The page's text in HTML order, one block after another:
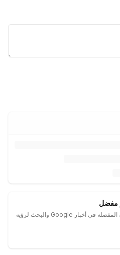
أضف COINOTAG إلى مصادرك المفضلة في أخبار Google والبحث لرؤية